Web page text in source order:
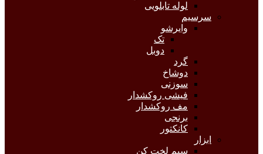
لوله تابلویی
سرسیم
وایرشو
تک
دوبل
گرد
دوشاخ
سوزنی
فیشی روکشدار
مف روکشدار
برنجی
کانکتور
ابزار
سیم لخت کن